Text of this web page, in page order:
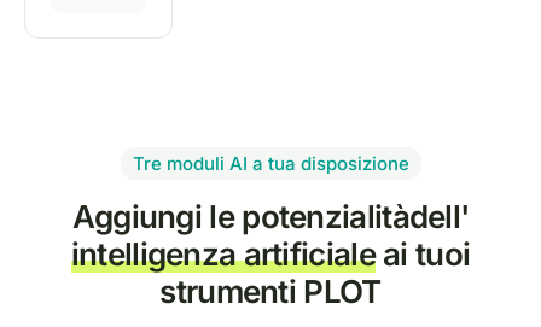
Tre moduli AI a tua disposizione
Aggiungi le potenzialitàdell'
intelligenza artificialeai tuoi
strumenti PLOT